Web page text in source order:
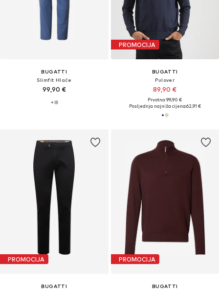
BUGATTI
Slimfit Hlače
99,90 €
PROMOCIJA
BUGATTI
Pulover
89,90 €
Prvotno: 99,90 €
Posljednja najniža cijena:62,91 €
PROMOCIJA
BUGATTI
PROMOCIJA
BUGATTI